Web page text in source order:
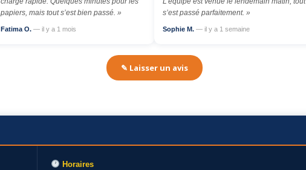
papiers, mais tout s’est bien passé. »
Fatima O. — il y a 1 mois
s’est passé parfaitement. »
Sophie M. — il y a 1 semaine
✎ Laisser un avis
Horaires